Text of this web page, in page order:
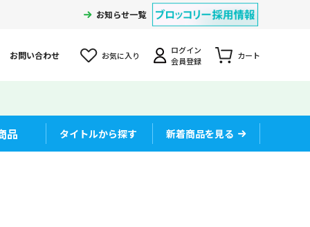
お知らせ一覧
お問い合わせ お気に入り
ログイン
会員登録
カート
品 タイトルから探す 新着商品を見る